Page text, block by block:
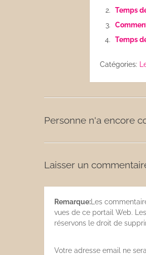
Temps
Temps
Catégories:
Personne n'a encore
Laisser un
Remarque: Les
vues de ce portail Web.
réservons le droit de
Votre adresse email ne